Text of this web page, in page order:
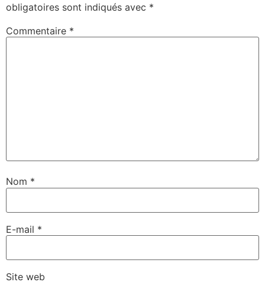
obligatoires sont indiqués avec *
Commentaire *
Nom *
E-mail *
Site web